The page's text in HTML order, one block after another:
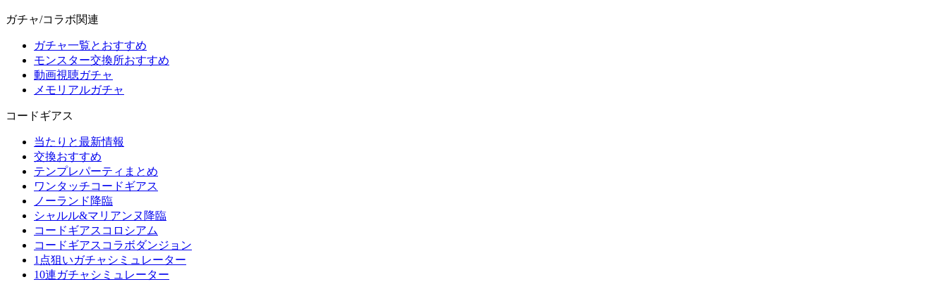
ガチャ/コラボ関連
ガチャ一覧とおすすめ
モンスター交換所おすすめ
動画視聴ガチャ
メモリアルガチャ
コードギアス
当たりと最新情報
交換おすすめ
テンプレパーティまとめ
ワンタッチコードギアス
ノーランド降臨
シャルル&マリアンヌ降臨
コードギアスコロシアム
コードギアスコラボダンジョン
1点狙いガチャシミュレーター
10連ガチャシミュレーター